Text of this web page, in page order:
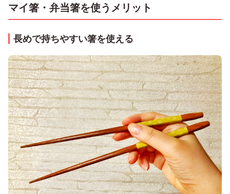
マイ箸・弁当箸を使うメリット
長めで持ちやすい箸を使える